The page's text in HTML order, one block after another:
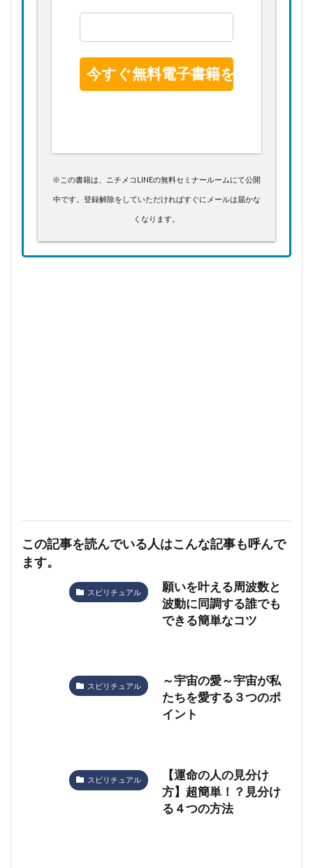
※この書籍は、ニチメコLINEの無料セミナールームにて公開
中です。登録解除をしていただければすぐにメールは届かな
くなります。
この記事を読んでいる人はこんな記事も呼んで
ます。
スピリチュアル
願いを叶える周波数と
波動に同調する誰でも
できる簡単なコツ
スピリチュアル
～宇宙の愛～宇宙が私
たちを愛する３つのポ
イント
スピリチュアル
【運命の人の見分け
方】超簡単！？見分け
る４つの方法